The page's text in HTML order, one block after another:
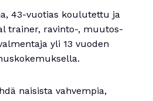
43-vuotias koulutettu ja
trainer, ravinto-, muutos-
yli 13 vuoden
naisista vahvempia,